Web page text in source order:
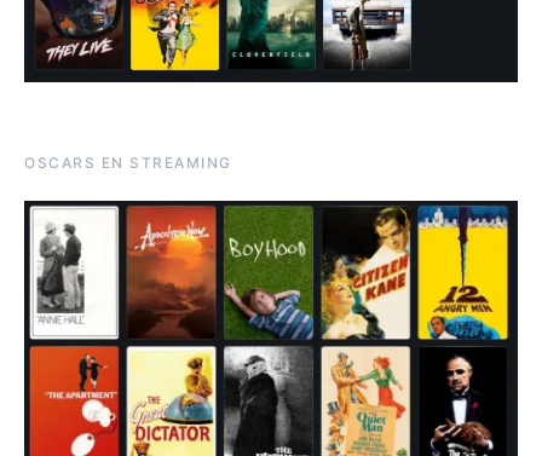
OSCARS EN STREAMING